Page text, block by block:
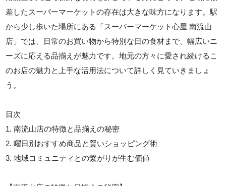
差したスーパーマーケットの存在は大きな味方になります。駅
から少し歩いた場所にある「スーパーマーケット心屋 南流山
店」では、日常のお買い物から特別な日の食材まで、幅広いニ
ーズに応える品揃えが魅力です。地元の方々に愛され続けるこ
のお店の魅力と上手な活用法について詳しく見ていきましょ
う。
目次
1. 南流山店の特徴と品揃えの秘密
2. 曜日別おすすめ商品と賢いショッピング術
3. 地域コミュニティとの繋がりが生む価値